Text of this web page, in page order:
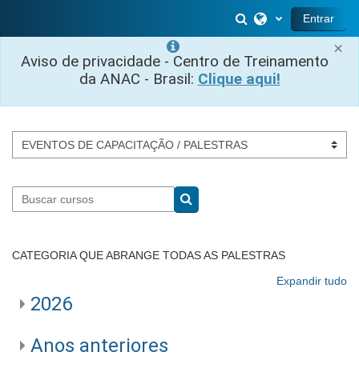
×
Aviso de privacidade - Centro de Treinamento
da ANAC - Brasil: Clique aqui!
Alternar entrada
Entrar
Categorias de Cursos
Buscar cursos
Buscar cursos
CATEGORIA QUE ABRANGE TODAS AS PALESTRAS
Expandir tudo
2026
Anos anteriores